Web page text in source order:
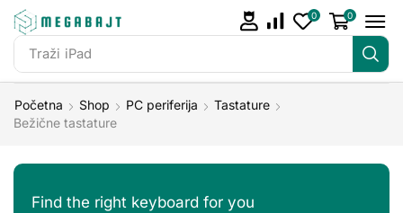
Traži iPad
0 0
Početna Shop PC periferija
Tastature
Bežične tastature
Find the right keyboard for you